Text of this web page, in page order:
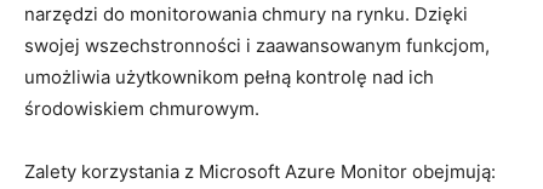
narzędzi do monitorowania⁢ chmury na⁢ rynku. ⁢Dzięki
swojej wszechstronności i zaawansowanym funkcjom,
‍umożliwia ⁤użytkownikom pełną kontrolę nad ‌ich
środowiskiem⁤ chmurowym.
Zalety⁤ korzystania z ‌Microsoft Azure Monitor‌ obejmują: